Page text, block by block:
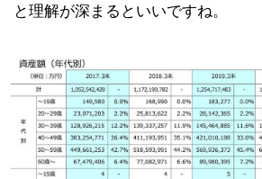
と理解が深まるといいですね。